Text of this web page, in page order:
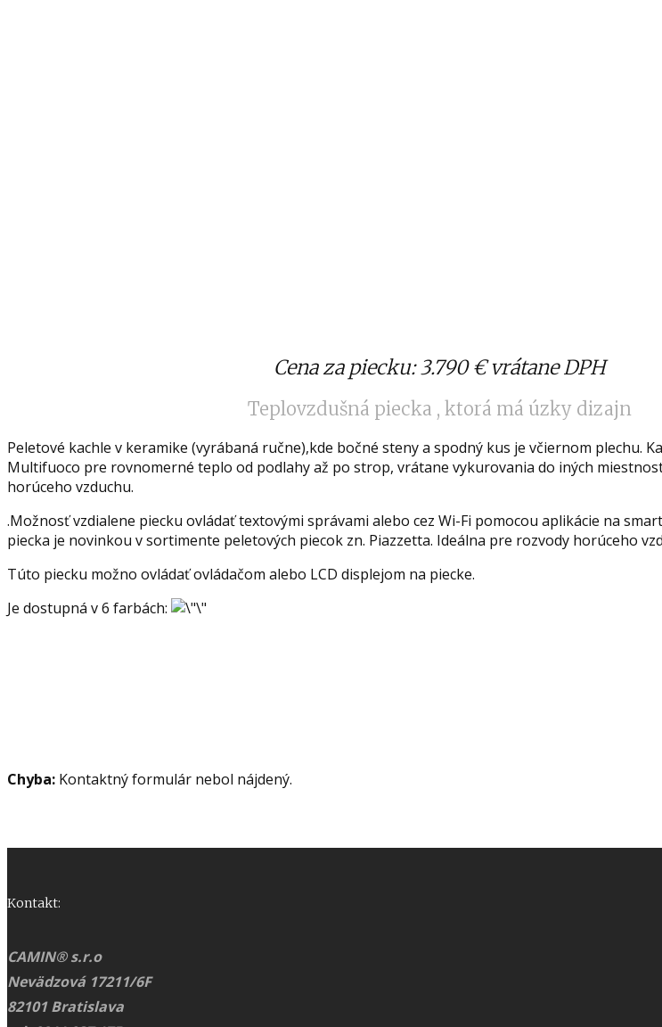
Cena za piecku: 3.790 € vrátane DPH
Teplovzdušná piecka , ktorá má úzky dizajn
Peletové kachle v keramike (vyrábaná ručne),kde bočné steny a spodný kus je včiernom plechu.
Multifuoco pre rovnomerné teplo od podlahy až po strop, vrátane vykurovania do iných
horúceho vzduchu.
.Možnosť vzdialene piecku ovládať textovými správami alebo cez Wi-Fi pomocou aplikácie na
piecka je novinkou v sortimente peletových piecok zn. Piazzetta. Ideálna pre rozvody horúceho
Túto piecku možno ovládať ovládačom alebo LCD displejom na piecke.
Je dostupná v 6 farbách:
Chyba: Kontaktný formulár nebol nájdený.
Kontakt:
CAMIN® s.r.o
Nevädzová 17211/6F
82101 Bratislava